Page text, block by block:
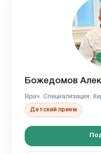
Божедомов
Врач. Специализация:
Детский прием